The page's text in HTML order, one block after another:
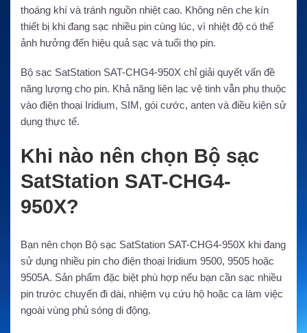
thoáng khí và tránh nguồn nhiệt cao. Không nên che kín
thiết bị khi đang sạc nhiều pin cùng lúc, vì nhiệt độ có thể
ảnh hưởng đến hiệu quả sạc và tuổi thọ pin.
Bộ sạc SatStation SAT-CHG4-950X chỉ giải quyết vấn đề
năng lượng cho pin. Khả năng liên lạc vệ tinh vẫn phụ thuộc
vào điện thoại Iridium, SIM, gói cước, anten và điều kiện sử
dụng thực tế.
Khi nào nên chọn Bộ sạc
SatStation SAT-CHG4-
950X?
Bạn nên chọn Bộ sạc SatStation SAT-CHG4-950X khi đang
sử dụng nhiều pin cho điện thoại Iridium 9500, 9505 hoặc
9505A. Sản phẩm đặc biệt phù hợp nếu bạn cần sạc nhiều
pin trước chuyến đi dài, nhiệm vụ cứu hộ hoặc ca làm việc
ngoài vùng phủ sóng di động.